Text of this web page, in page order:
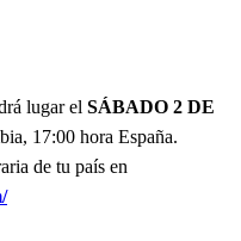
lugar el SÁBADO 2 DE
17:00 hora España.
de tu país en